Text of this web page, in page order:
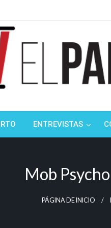
ENTREVISTAS
Mob
PÁGINA DE INICIO